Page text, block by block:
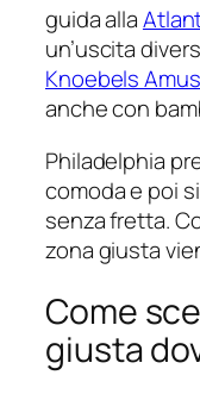
guida alla
un’uscita
Knoebels
anche con
Philadelphia
comoda e poi
senza fretta.
zona giusta
Come
giusta